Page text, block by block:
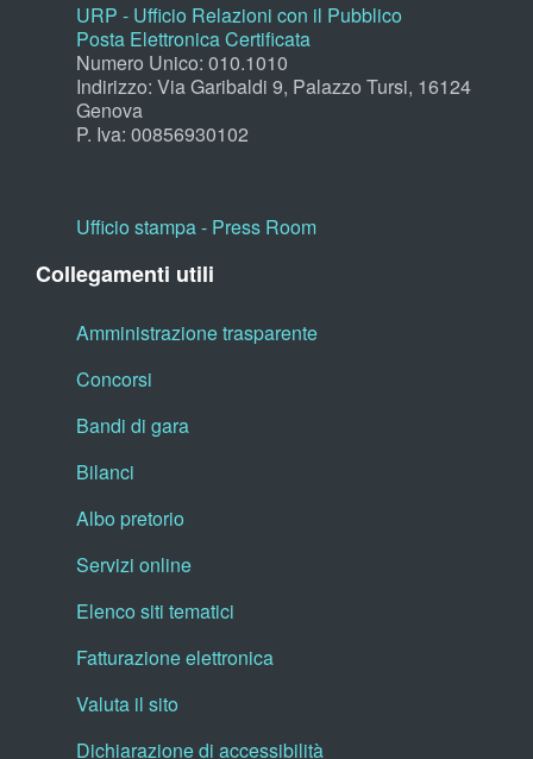
URP - Ufficio Relazioni con il Pubblico
Posta Elettronica Certificata
Numero Unico: 010.1010
Indirizzo: Via Garibaldi 9, Palazzo Tursi, 16124
Genova
P. Iva: 00856930102
Ufficio stampa - Press Room
Collegamenti utili
Amministrazione trasparente
Concorsi
Bandi di gara
Bilanci
Albo pretorio
Servizi online
Elenco siti tematici
Fatturazione elettronica
Valuta il sito
Dichiarazione di accessibilità